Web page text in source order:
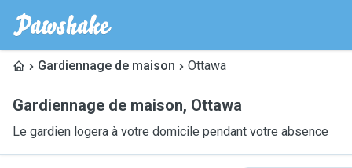
Gardiennage de maison Ottawa
Gardiennage de maison, Ottawa
Le gardien logera à votre domicile pendant votre absence